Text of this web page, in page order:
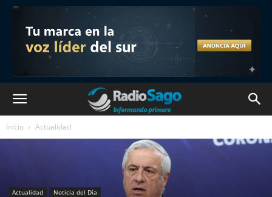
Inicio Actualidad
Actualidad Noticia del Día